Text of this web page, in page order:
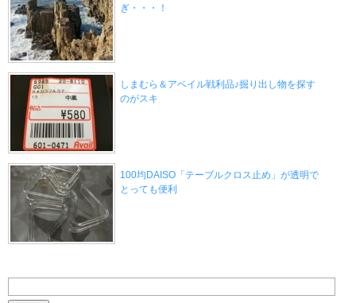
ぎ・・・！
しまむら＆アベイル戦利品♪掘り出し物を探す
のがスキ
100均DAISO「テーブルクロス止め」が透明で
とっても便利